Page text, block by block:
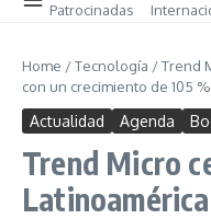
Patrocinadas
Home /Tecnología /Trend
con un crecimiento de 105
Actualidad Agenda
Trend Micro